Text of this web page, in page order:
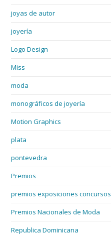
joyas de autor
joyería
Logo Design
Miss
moda
monográficos de joyería
Motion Graphics
plata
pontevedra
Premios
premios exposiciones concursos
Premios Nacionales de Moda
Republica Dominicana